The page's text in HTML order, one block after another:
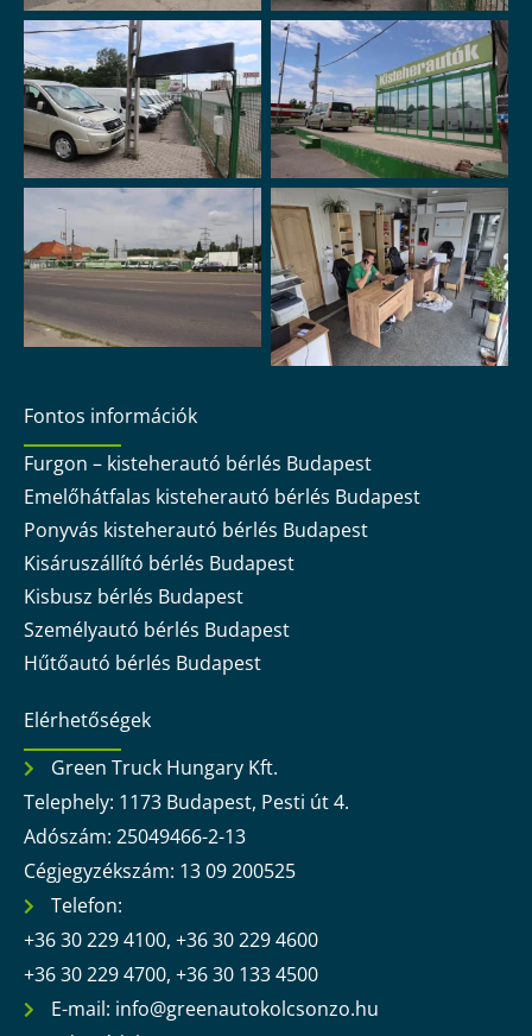
Fontos információk
Furgon – kisteherautó bérlés Budapest
Emelőhátfalas kisteherautó bérlés Budapest
Ponyvás kisteherautó bérlés Budapest
Kisáruszállító bérlés Budapest
Kisbusz bérlés Budapest
Személyautó bérlés Budapest
Hűtőautó bérlés Budapest
Elérhetőségek
Green Truck Hungary Kft.
Telephely: 1173 Budapest, Pesti út 4.
Adószám: 25049466-2-13
Cégjegyzékszám: 13 09 200525
Telefon:
+36 30 229 4100, +36 30 229 4600
+36 30 229 4700, +36 30 133 4500
E-mail: info@greenautokolcsonzo.hu